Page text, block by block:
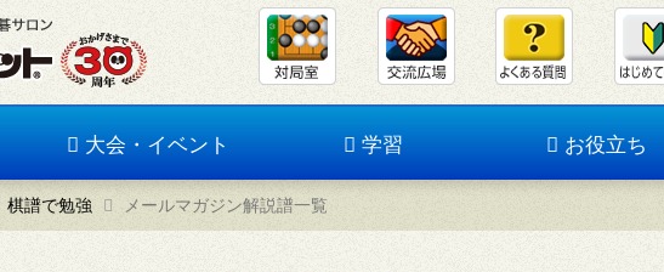
大会・イベント 学習 お役立ち
棋譜で勉強 メールマガジン解説譜一覧